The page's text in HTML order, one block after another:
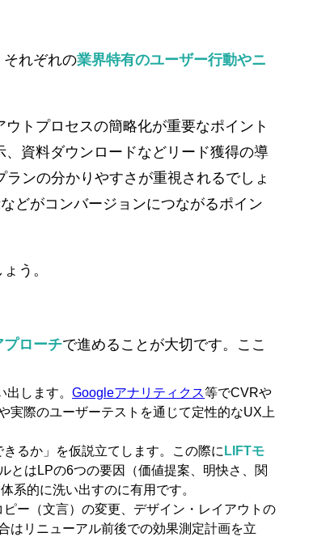
れぞれの業界特有のユーザー行動やニ
トプロセスの簡略化が重要なポイント
資料ダウンロードなどリード獲得の導
ンの分かりやすさが重視されるでしょ
どがコンバージョンにつながるポイン
う。
プローチで進めることが大切です。ここ
します。 Googleアナリティクス等でCVRや
実際のユーザーテストを通じて定性的なUX上
るか」を仮説立てします。この際に LIFTモ
とはLPの6つの要因（価値提案、明快さ、関
系的に洗い出すのに有用です。
ー（文言）の変更、デザイン・レイアウトの
はリニューアル前後での効果測定計画を立